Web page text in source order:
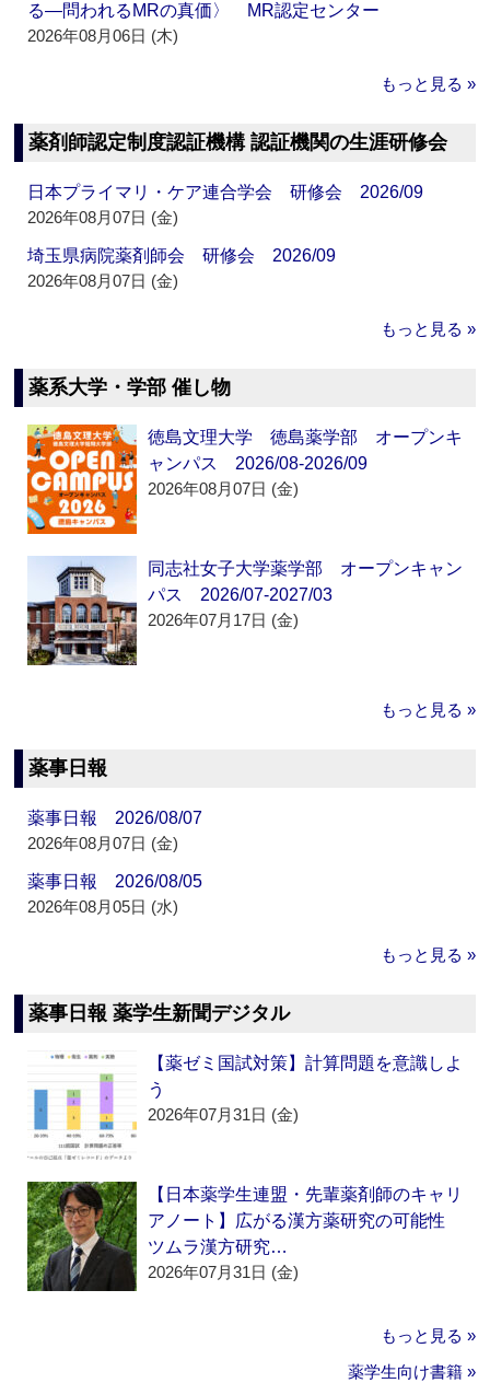
る―問われるMRの真価〉 MR認定センター
2026年08月06日 (木)
もっと見る »
薬剤師認定制度認証機構 認証機関の生涯研修会
日本プライマリ・ケア連合学会 研修会 2026/09
2026年08月07日 (金)
埼玉県病院薬剤師会 研修会 2026/09
2026年08月07日 (金)
もっと見る »
薬系大学・学部 催し物
徳島文理大学 徳島薬学部 オープンキ
ャンパス 2026/08-2026/09
2026年08月07日 (金)
同志社女子大学薬学部 オープンキャン
パス 2026/07-2027/03
2026年07月17日 (金)
もっと見る »
薬事日報
薬事日報 2026/08/07
2026年08月07日 (金)
薬事日報 2026/08/05
2026年08月05日 (水)
もっと見る »
薬事日報 薬学生新聞デジタル
【薬ゼミ国試対策】計算問題を意識しよ
う
2026年07月31日 (金)
【日本薬学生連盟・先輩薬剤師のキャリ
アノート】広がる漢方薬研究の可能性
ツムラ漢方研究…
2026年07月31日 (金)
もっと見る »
薬学生向け書籍 »